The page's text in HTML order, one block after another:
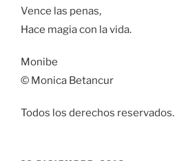
Vence las penas,
Hace magia con la vida.
Monibe
© Monica Betancur
Todos los derechos reservados.